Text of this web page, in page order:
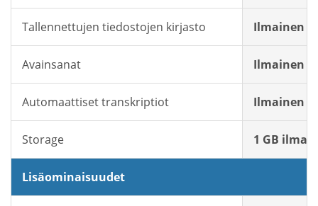
Tallennettujen tiedostojen kirjasto Ilmainen
Avainsanat Ilmainen
Automaattiset transkriptiot Ilmainen
Storage 1 GB
Lisäominaisuudet